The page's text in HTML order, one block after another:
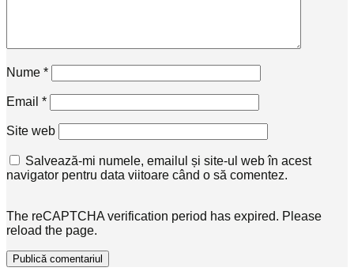
Nume *
Email *
Site web
Salvează-mi numele, emailul și site-ul web în acest
navigator pentru data viitoare când o să comentez.
The reCAPTCHA verification period has expired. Please
reload the page.